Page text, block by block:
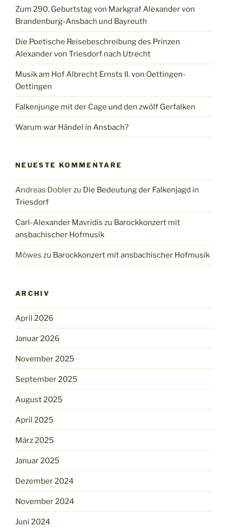
Zum 290. Geburtstag von Markgraf Alexander von
Brandenburg-Ansbach und Bayreuth
Die Poetische Reisebeschreibung des Prinzen
Alexander von Triesdorf nach Utrecht
Musik am Hof Albrecht Ernsts II. von Oettingen-
Oettingen
Falkenjunge mit der Cage und den zwölf Gerfalken
Warum war Händel in Ansbach?
NEUESTE KOMMENTARE
Andreas Doblerzu Die Bedeutung der Falkenjagd in
Triesdorf
Carl-Alexander Mavridis zu Barockkonzert mit
ansbachischer Hofmusik
Möwes zu Barockkonzert mit ansbachischer Hofmusik
ARCHIV
April 2026
Januar 2026
November 2025
September 2025
August 2025
April 2025
März 2025
Januar 2025
Dezember 2024
November 2024
Juni 2024